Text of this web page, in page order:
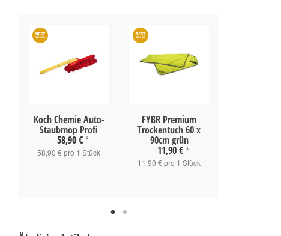
Koch Chemie Auto-
Staubmop Profi
58,90 € *
58,90 € pro 1 Stück
FYBR Premium
Trockentuch 60 x
90cm grün
11,90 € *
11,90 € pro 1 Stück